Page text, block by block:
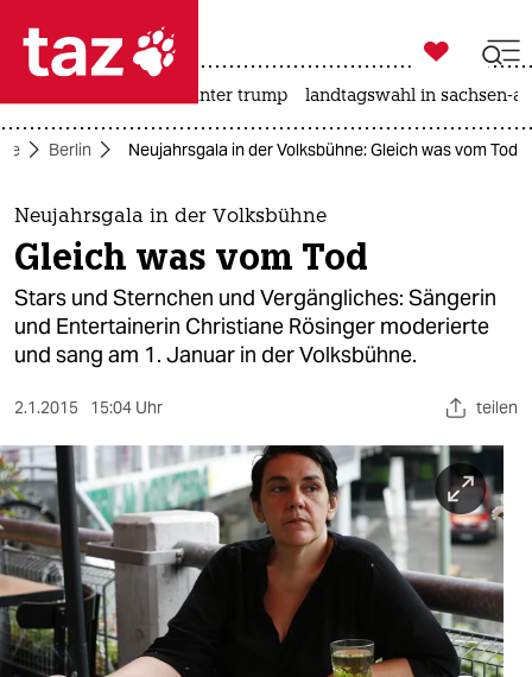
 taz zahl ich
taz zahl ich
themen
politik
öko
gesellschaft
sport
berlin
nord
wahrheit

taz zahl ich
usa unter trump landtagswahl in sachsen-
Berlin Neujahrsgala in der Volksbühne: Gleich was vom Tod
Neujahrsgala in der Volksbühne
Gleich was vom Tod
Stars und Sternchen und Vergängliches: Sängerin
und Entertainerin Christiane Rösinger moderierte
und sang am 1. Januar in der Volksbühne.
2.1.2015 15:04 Uhr teilen